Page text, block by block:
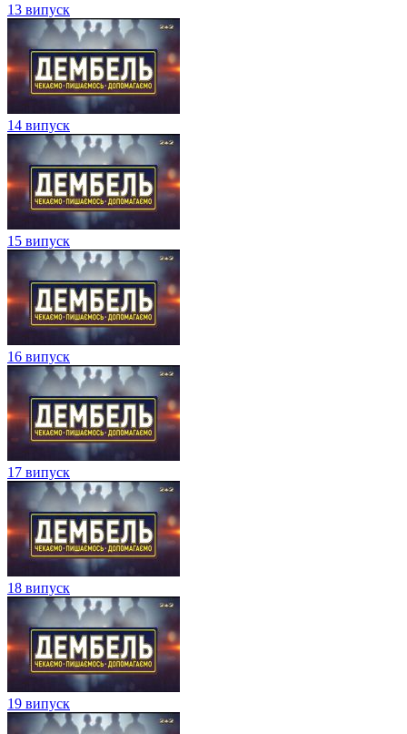
13 випуск
14 випуск
15 випуск
16 випуск
17 випуск
18 випуск
19 випуск